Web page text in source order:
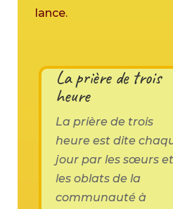
lance.
La prière de trois
heure
La prière de trois
heure est dite
jour par les sœurs et
les oblats de la
communauté à